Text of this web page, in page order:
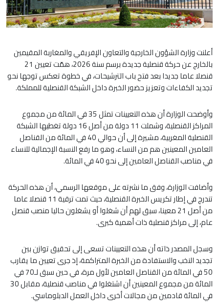
أعلنت وزارة الشؤون الخارجية والتعاون الإفريقي والمغاربة المقيمين
بالخارج عن حركة قنصلية جديدة برسم سنة 2026، همّت تعيين 21
قنصلا عاما جديدا بعد فتح باب الترشيحات، في خطوة تعكس توجها نحو
تجديد الكفاءات وتعزيز حضور الخبرة داخل الشبكة القنصلية للمملكة.
وأوضحت الوزارة أن هذه التعيينات تمثل 35 في المائة من مجموع
المراكز القنصلية، وشملت 11 دولة من أصل 16 دولة تغطيها الشبكة
القنصلية المغربية، مشيرة إلى أن حوالي 40 في المائة من القناصل
العامين المعينين هم من النساء، وهو ما رفع النسبة الإجمالية للنساء
في مناصب القناصل العامين إلى نحو 40 في المائة.
وأضافت الوزارة، وفق ما نشرته على موقعها الرسمي، أن هذه الحركة
تندرج في إطار تكريس الخبرة القنصلية، حيث تمت ترقية 11 قنصلا عاما
من أصل 21 معينا، سبق لهم أن شغلوا أو يشغلون حاليا منصب قنصل
عام، إلى مراكز قنصلية ذات أهمية كبرى.
وسجل المصدر ذاته أن هذه التعيينات تسعى إلى تحقيق توازن بين
تجديد النخب والاستفادة من الخبرة المتراكمة، إذ جرى تعيين ما يقارب
50 في المائة من القناصل العامين لأول مرة، في حين سبق لـ70 في
المائة من مجموع المعينين أن اشتغلوا في مناصب قنصلية، مقابل 30
في المائة قادمين من مجالات أخرى داخل العمل الدبلوماسي.